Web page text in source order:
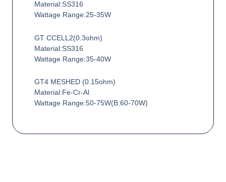
Material:SS316
Wattage Range:25-35W
GT CCELL2(0.3ohm)
Material:SS316
Wattage Range:35-40W
GT4 MESHED (0.15ohm)
Material:Fe-Cr-Al
Wattage Range:50-75W(B:60-70W)